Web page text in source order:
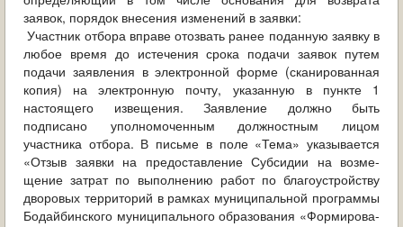
заявок, порядок внесения изменений в заявки:
Участник отбора вправе отозвать ранее поданную заявку в
любое время до истечения срока подачи заявок путем
подачи заявления в электронной форме (сканированная
копия) на электронную почту, указанную в пункте 1
настоящего извещения. Заявление должно быть
подписано уполномоченным должностным лицом
участника отбора. В письме в поле «Тема» указывается
«Отзыв заявки на предоставление Субсидии на возме-
щение затрат по выполнению работ по благоустройству
дворовых территорий в рамках муниципальной программы
Бодайбинского муниципального образования «Формирова-